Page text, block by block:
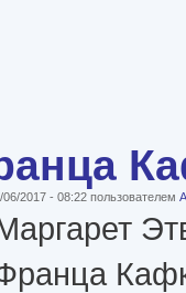
2017 - 08:22 пользователем